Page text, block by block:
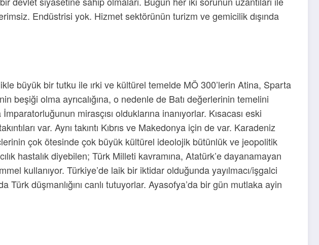
Endüstrisi yok. Hizmet sektörünün turizm ve gemicilik dışında
büyük bir tutku ile ırki ve kültürel temelde MÖ 300’lerin Atina, Sparta
beşiği olma ayrıcalığına, o nedenle de Batı değerlerinin temelini
mirasçısı olduklarına inanıyorlar. Kısacası eski
var. Aynı takıntı Kıbrıs ve Makedonya için de var. Karadeniz
çok ötesinde çok büyük kültürel ideolojik bütünlük ve jeopolitik
hastalık diyebilen; Türk Milleti kavramına, Atatürk’e dayanamayan
kullanıyor. Türkiye’de laik bir iktidar olduğunda yayılmacı/işgalci
düşmanlığını canlı tutuyorlar. Ayasofya’da bir gün mutlaka ayin